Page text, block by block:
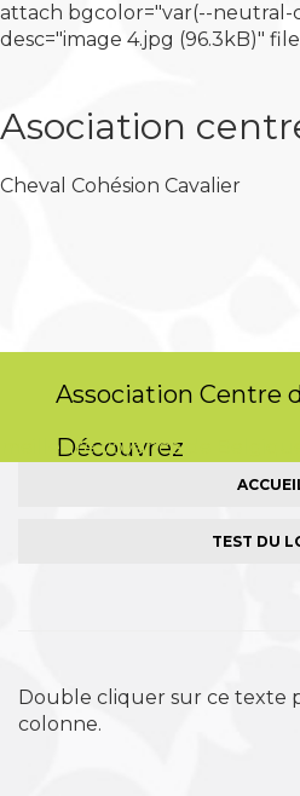
attach bgcolor="var(--neutral-
desc="image 4.jpg (96.3kB)"
Asociation
Cheval Cohésion Cavalier
Association Centre
Découvrez
meilleure voyance de Belgique
TEST DU
Double cliquer sur ce texte
colonne.